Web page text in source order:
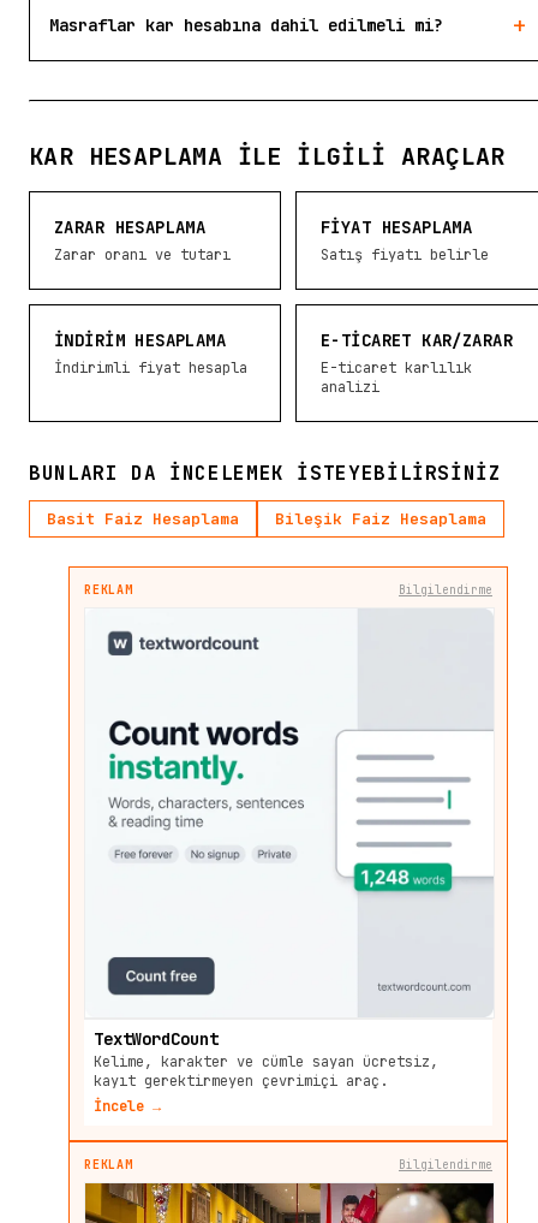
Masraflar kar hesabına dahil edilmeli mi? +
KAR HESAPLAMA ILE İLGILI ARAÇLAR
ZARAR HESAPLAMA
Zarar oranı ve tutarı
FIYAT HESAPLAMA
Satış fiyatı belirle
İNDIRIM HESAPLAMA
İndirimli fiyat hesapla
E-TICARET KAR/ZARAR
E-ticaret karlılık
analizi
BUNLARI DA INCELEMEK ISTEYEBILIRSINIZ
Basit Faiz Hesaplama Bileşik Faiz Hesaplama
REKLAM Bilgilendirme
TextWordCount
Kelime, karakter ve cümle sayan ücretsiz,
kayıt gerektirmeyen çevrimiçi araç.
İncele →
REKLAM Bilgilendirme